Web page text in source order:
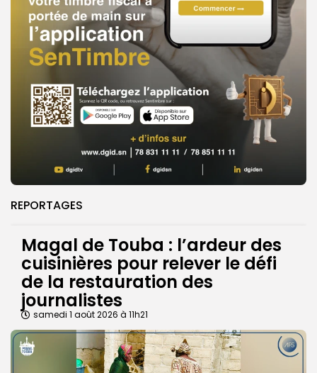
REPORTAGES
Magal de Touba : l’ardeur des
cuisinières pour relever le défi
de la restauration des
journalistes
samedi 1 août 2026 à 11h21